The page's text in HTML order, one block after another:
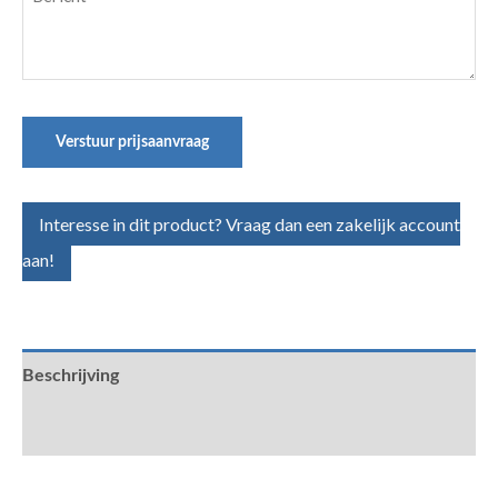
Verstuur prijsaanvraag
Interesse in dit product? Vraag dan een zakelijk account
aan!
Beschrijving